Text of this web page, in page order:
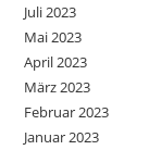
Juli 2023
Mai 2023
April 2023
März 2023
Februar 2023
Januar 2023